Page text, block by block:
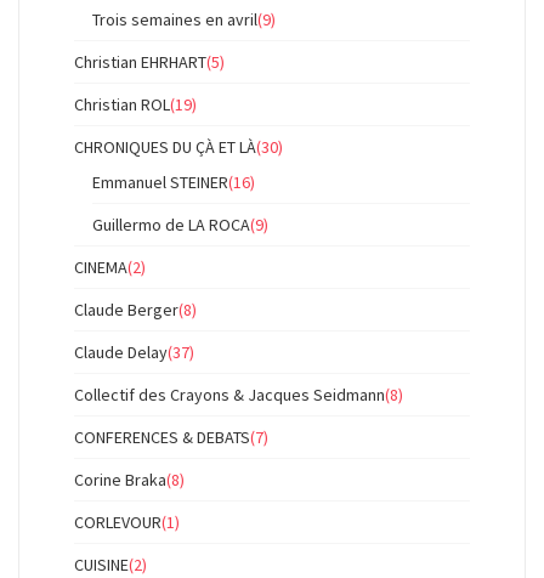
Trois semaines en avril(9)
Christian EHRHART(5)
Christian ROL(19)
CHRONIQUES DU ÇÀ ET LÀ(30)
Emmanuel STEINER(16)
Guillermo de LA ROCA(9)
CINEMA(2)
Claude Berger(8)
Claude Delay(37)
Collectif des Crayons & Jacques Seidmann(8)
CONFERENCES & DEBATS(7)
Corine Braka(8)
CORLEVOUR(1)
CUISINE(2)